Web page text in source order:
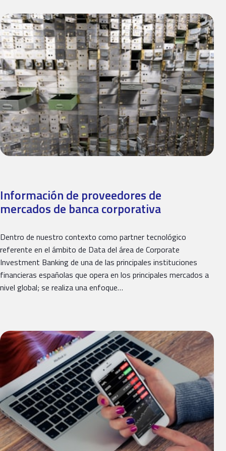
Información de proveedores de
mercados de banca corporativa
Dentro de nuestro contexto como partner tecnológico
referente en el ámbito de Data del área de Corporate
Investment Banking de una de las principales instituciones
financieras españolas que opera en los principales mercados a
nivel global; se realiza una enfoque…